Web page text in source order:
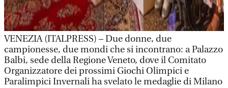
VENEZIA (ITALPRESS) – Due donne, due
campionesse, due mondi che si incontrano: a Palazzo
Balbi, sede della Regione Veneto, dove il Comitato
Organizzatore dei prossimi Giochi Olimpici e
Paralimpici Invernali ha svelato le medaglie di Milano